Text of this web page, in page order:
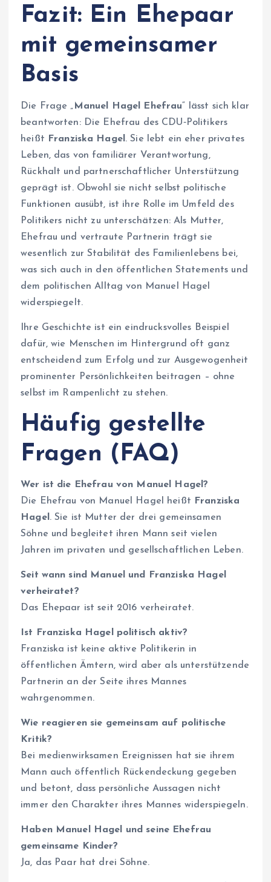
Fazit: Ein Ehepaar
mit gemeinsamer
Basis
Die Frage „Manuel Hagel Ehefrau“ lässt sich klar
beantworten: Die Ehefrau des CDU‑Politikers
heißt
Franziska Hagel . Sie lebt ein eher privates
Leben, das von familiärer Verantwortung,
Rückhalt und partnerschaftlicher Unterstützung
geprägt ist. Obwohl sie nicht selbst politische
Funktionen ausübt, ist ihre Rolle im Umfeld des
Politikers nicht zu unterschätzen: Als Mutter,
Ehefrau und vertraute Partnerin trägt sie
wesentlich zur Stabilität des Familienlebens bei,
was sich auch in den öffentlichen Statements und
dem politischen Alltag von Manuel Hagel
widerspiegelt.
Ihre Geschichte ist ein eindrucksvolles Beispiel
dafür, wie Menschen im Hintergrund oft ganz
entscheidend zum Erfolg und zur Ausgewogenheit
prominenter Persönlichkeiten beitragen – ohne
selbst im Rampenlicht zu stehen.
Häufig gestellte
Fragen (FAQ)
Wer ist die Ehefrau von Manuel Hagel?
Die Ehefrau von Manuel Hagel heißt
Franziska
Hagel . Sie ist Mutter der drei gemeinsamen
Söhne und begleitet ihren Mann seit vielen
Jahren im privaten und gesellschaftlichen Leben.
Seit wann sind Manuel und Franziska Hagel
verheiratet?
Das Ehepaar ist seit 2016 verheiratet.
Ist Franziska Hagel politisch aktiv?
Franziska ist keine aktive Politikerin in
öffentlichen Ämtern, wird aber als unterstützende
Partnerin an der Seite ihres Mannes
wahrgenommen.
Wie reagieren sie gemeinsam auf politische
Kritik?
Bei medienwirksamen Ereignissen hat sie ihrem
Mann auch öffentlich Rückendeckung gegeben
und betont, dass persönliche Aussagen nicht
immer den Charakter ihres Mannes widerspiegeln.
Haben Manuel Hagel und seine Ehefrau
gemeinsame Kinder?
Ja, das Paar hat drei Söhne.